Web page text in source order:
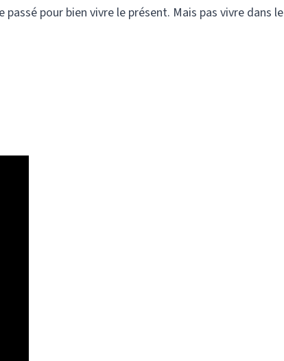
pour bien vivre le présent. Mais pas vivre dans le